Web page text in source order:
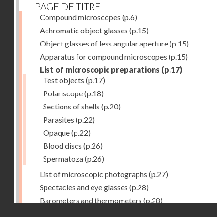
PAGE DE TITRE
Compound microscopes (p.6)
Achromatic object glasses (p.15)
Object glasses of less angular aperture(p.15)
Apparatus for compound microscopes (p.15)
List of microscopic preparations (p.17)
Test objects (p.17)
Polariscope(p.18)
Sections of shells (p.20)
Parasites (p.22)
Opaque(p.22)
Blood discs (p.26)
Spermatoza(p.26)
List of microscopic photographs (p.27)
Spectacles and eye glasses (p.28)
Barometers and thermometers (p.28)